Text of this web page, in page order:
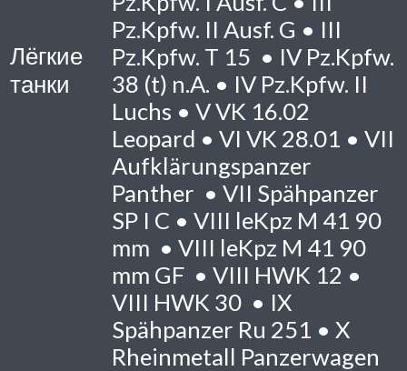
Лёгкие
танки
Pz.Kpfw. II Ausf. G • III
Pz.Kpfw. T 15 • IV Pz.Kpfw.
38 (t) n.A. • IV Pz.Kpfw. II
Luchs • VVK 16.02
Leopard • VI VK 28.01 • VII
Aufklärungspanzer
Panther • VII Spähpanzer
SP I C • VIII leKpz M 41 90
mm • VIII leKpz M 41 90
mm GF • VIII HWK 12 •
VIII HWK 30 • IX
Spähpanzer Ru 251 • X
Rheinmetall Panzerwagen